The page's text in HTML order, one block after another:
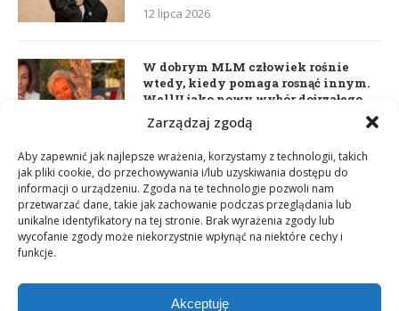
Zarządzaj zgodą
Aby zapewnić jak najlepsze wrażenia, korzystamy z technologii, takich
jak pliki cookie, do przechowywania i/lub uzyskiwania dostępu do
informacji o urządzeniu. Zgoda na te technologie pozwoli nam
przetwarzać dane, takie jak zachowanie podczas przeglądania lub
unikalne identyfikatory na tej stronie. Brak wyrażenia zgody lub
wycofanie zgody może niekorzystnie wpłynąć na niektóre cechy i
funkcje.
Akceptuję
12 lipca 2026
W dobrym MLM człowiek rośnie
wtedy, kiedy pomaga rosnąć innym.
WellU jako nowy wybór dojrzałego
Daria Dudzik. Kocham Cię
17 kwietnia 2026